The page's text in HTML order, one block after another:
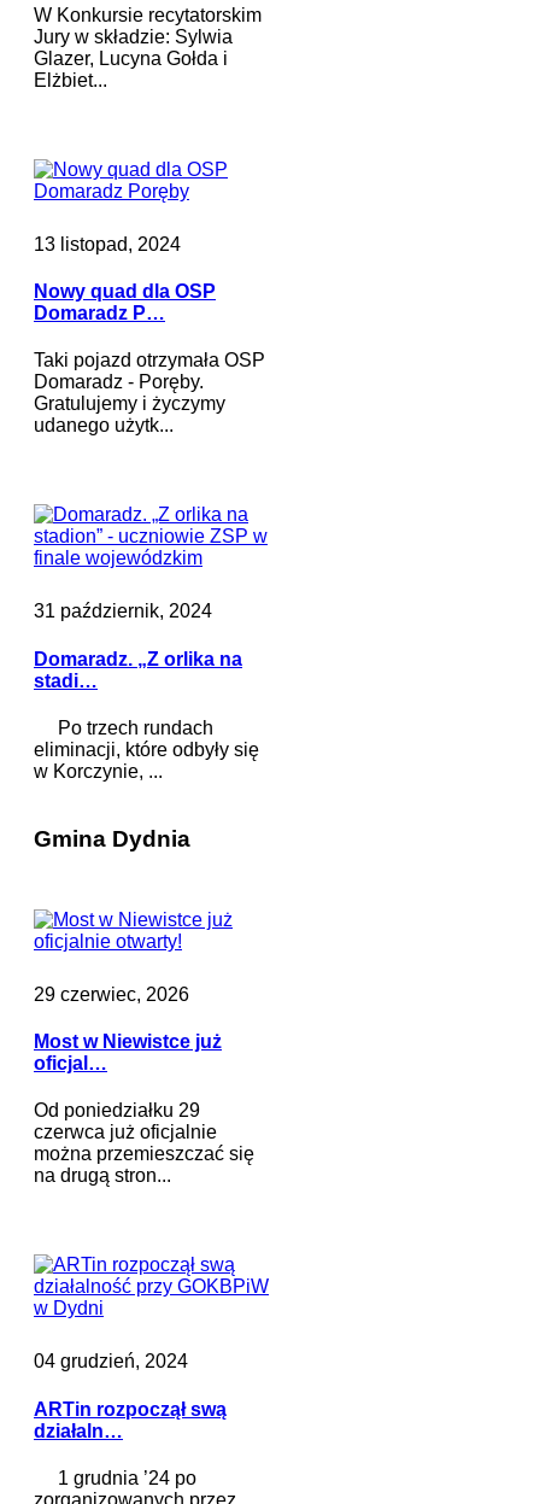
W Konkursie recytatorskim
Jury w składzie: Sylwia
Glazer, Lucyna Gołda i
Elżbiet...
13 listopad, 2024
Nowy quad dla OSP
Domaradz P…
Taki pojazd otrzymała OSP
Domaradz - Poręby.
Gratulujemy i życzymy
udanego użytk...
31 październik, 2024
Domaradz. „Z orlika na
stadi…
Po trzech rundach
eliminacji, które odbyły się
w Korczynie, ...
Gmina Dydnia
29 czerwiec, 2026
Most w Niewistce już
oficjal…
Od poniedziałku 29
czerwca już oficjalnie
można przemieszczać się
na drugą stron...
04 grudzień, 2024
ARTin rozpoczął swą
działaln…
1 grudnia ’24 po
zorganizowanych przez